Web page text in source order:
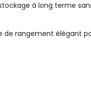
à long terme
de rangement élégant